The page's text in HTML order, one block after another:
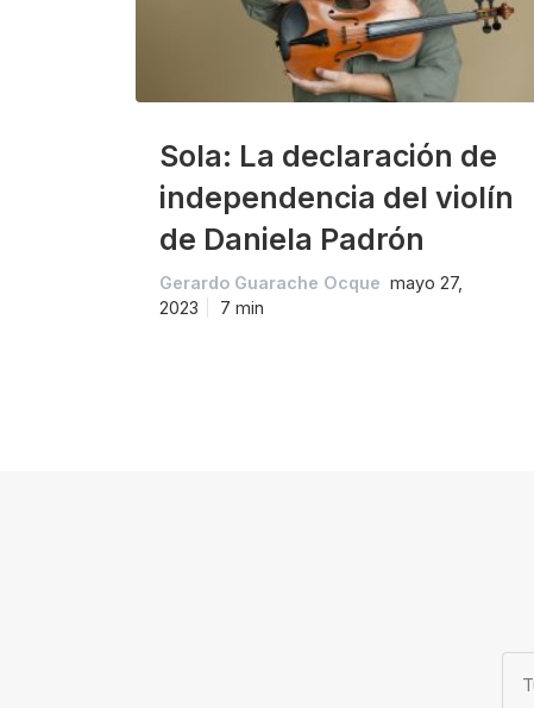
Sola: La declaración de
independencia del violín
de Daniela Padrón
Gerardo Guarache Ocque mayo 27,
2023
7 min